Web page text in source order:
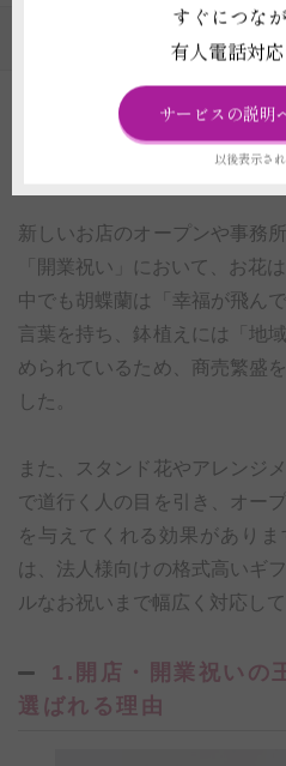
お祝い事へ花を贈るのカテゴリ
開店祝い・開業祝いに贈
新しいお店のオープンや事務
「開業祝い」において、お花
中でも胡蝶蘭は「幸福が飛ん
言葉を持ち、鉢植えには「地
められているため、商売繁盛
した。
また、スタンド花やアレンジ
で道行く人の目を引き、オー
を与えてくれる効果があり
は、法人様向けの格式高いギ
ルなお祝いまで幅広く対応して
1.開店・開業祝いの
選ばれる理由
すぐにつな
有人電話対
サービスの説明
以後表示さ